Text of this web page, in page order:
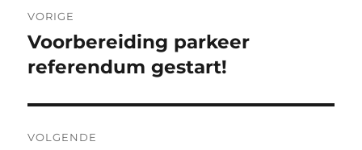
navigatie
VORIGE
Vorig
bericht:
Voorbereiding parkeer
referendum gestart!
VOLGENDE